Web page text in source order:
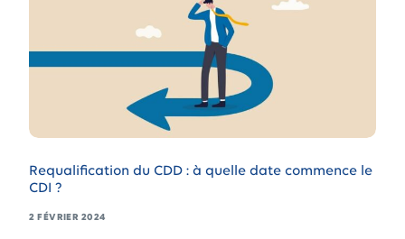
Requalification du CDD : à quelle date commence le
CDI ?
2 FÉVRIER 2024